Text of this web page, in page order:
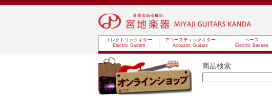
エレクトリックギター
Electric Guitars
アコースティックギター
Acoustic Guitars
ベース
Electric Basses
商品検索